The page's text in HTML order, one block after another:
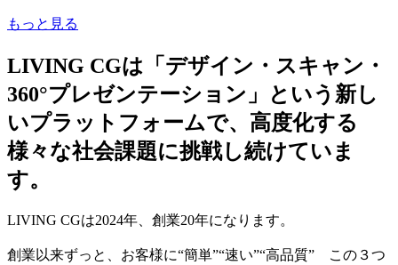
もっと見る
LIVING CGは「デザイン・スキャン・
360°プレゼンテーション」という新し
いプラットフォームで、高度化する
様々な社会課題に挑戦し続けていま
す。
LIVING CGは2024年、創業20年になります。
創業以来ずっと、お客様に“簡単”“速い”“高品質” この３つ